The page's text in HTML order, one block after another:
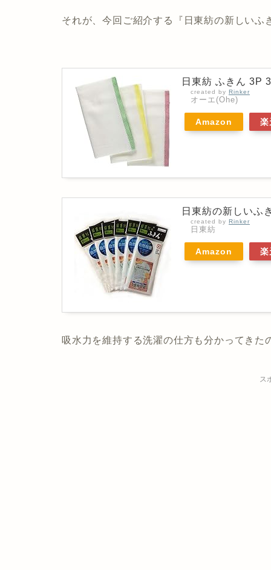
それが、今回ご紹介する『日東紡の新しいふ
日東紡 ふきん 3P
created by Rinker
オーエ(Ohe)
Amazon 楽
日東紡の新しいふ
created by Rinker
日東紡
Amazon 楽
吸水力を維持する洗濯の仕方も分かってきた
ス